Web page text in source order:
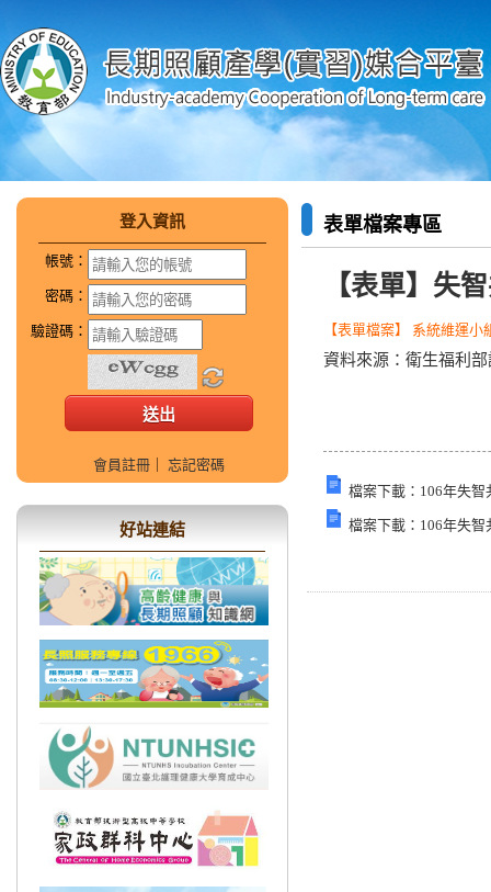
登入資訊
帳號：
密碼：
驗證碼：
會員註冊 忘記密碼
好站連結
表單檔案專區
【表單】失
【表單檔案】 系統維運
資料來源：衛生福利
檔案下載： 106年失智
檔案下載： 106年失智